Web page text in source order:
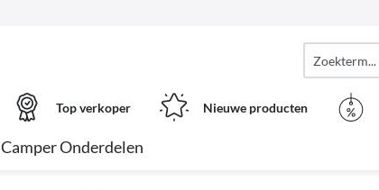
Top verkoper Nieuwe producten
Camper Onderdelen